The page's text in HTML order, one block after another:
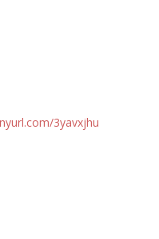
3yavxjhu